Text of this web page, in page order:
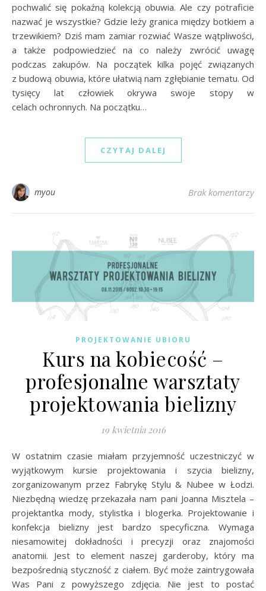
pochwalić się pokaźną kolekcją obuwia. Ale czy potraficie
nazwać je wszystkie? Gdzie leży granica między botkiem a
trzewikiem? Dziś mam zamiar rozwiać Wasze wątpliwości,
a także podpowiedzieć na co należy zwrócić uwagę
podczas zakupów. Na początek kilka pojęć związanych
z budową obuwia, które ułatwią nam zgłębianie tematu. Od
tysięcy lat człowiek okrywa swoje stopy w
celach ochronnych. Na początku…
CZYTAJ DALEJ
myou Brak komentarzy
PROJEKTOWANIE UBIORU
Kurs na kobiecość –
profesjonalne warsztaty
projektowania bielizny
19 kwietnia 2016
W ostatnim czasie miałam przyjemność uczestniczyć w
wyjątkowym kursie projektowania i szycia bielizny,
zorganizowanym przez Fabrykę Stylu & Nubee w Łodzi.
Niezbędną wiedzę przekazała nam pani Joanna Misztela –
projektantka mody, stylistka i blogerka. Projektowanie i
konfekcja bielizny jest bardzo specyficzna. Wymaga
niesamowitej dokładności i precyzji oraz znajomości
anatomii. Jest to element naszej garderoby, który ma
bezpośrednią styczność z ciałem. Być może zaintrygowała
Was Pani z powyższego zdjęcia. Nie jest to postać